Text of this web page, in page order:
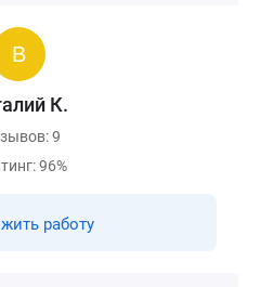
К.
9
96%
работу